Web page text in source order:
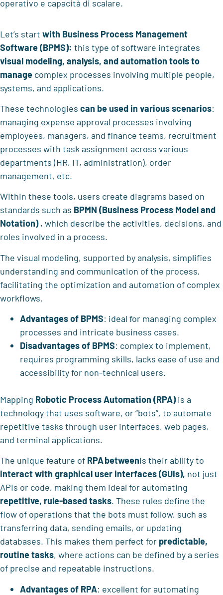
operativo e capacità di scalare.
Let’s start with Business Process Management
Software (BPMS): this type of software integrates
visual modeling, analysis, and automation tools to
manage complex processes involving multiple people,
systems, and applications.
These technologies can be used in various scenarios:
managing expense approval processes involving
employees, managers, and finance teams, recruitment
processes with task assignment across various
departments (HR, IT, administration), order
management, etc.
Within these tools, users create diagrams based on
standards such as BPMN (Business Process Model and
Notation), which describe the activities, decisions, and
roles involved in a process.
The visual modeling, supported by analysis, simplifies
understanding and communication of the process,
facilitating the optimization and automation of complex
workflows.
Advantages of BPMS: ideal for managing complex
processes and intricate business cases.
Disadvantages of BPMS: complex to implement,
requires programming skills, lacks ease of use and
accessibility for non-technical users.
Mapping Robotic Process Automation (RPA)is a
technology that uses software, or “bots”, to automate
repetitive tasks through user interfaces, web pages,
and terminal applications.
The unique feature of RPAbetweenis their ability to
interact with graphical user interfaces (GUIs), not just
APIs or code, making them ideal for automating
repetitive, rule-based tasks. These rules define the
flow of operations that the bots must follow, such as
transferring data, sending emails, or updating
databases. This makes them perfect for predictable,
routine tasks, where actions can be defined by a series
of precise and repeatable instructions.
Advantages of RPA: excellent for automating